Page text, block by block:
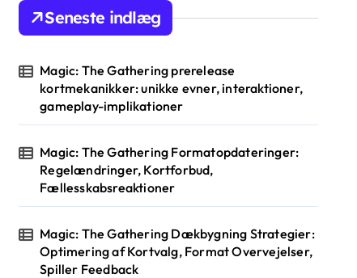
Seneste indlæg
Magic: The Gathering prerelease
kortmekanikker: unikke evner, interaktioner,
gameplay-implikationer
Magic: The Gathering Formatopdateringer:
Regelændringer, Kortforbud,
Fællesskabsreaktioner
Magic: The Gathering Dækbygning Strategier:
Optimering af Kortvalg, Format Overvejelser,
Spiller Feedback